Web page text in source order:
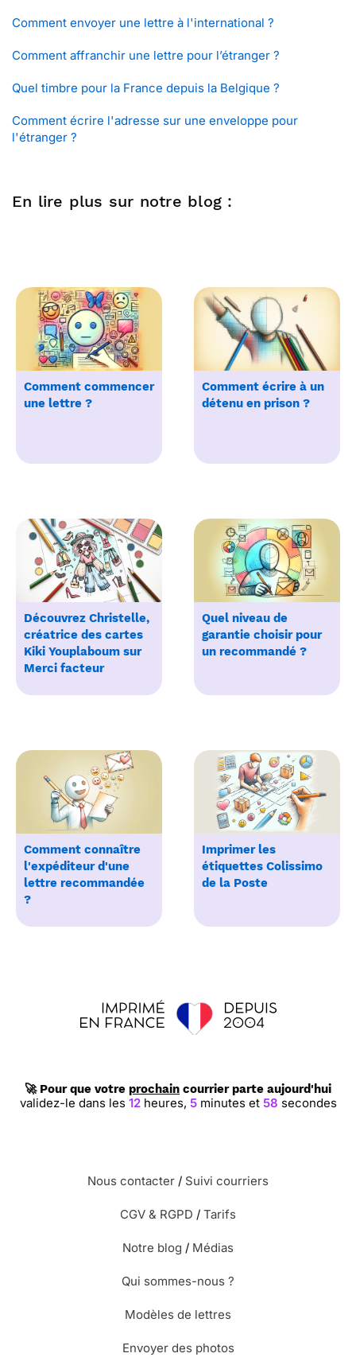
Comment envoyer une lettre à l'international ?
Comment affranchir une lettre pour l’étranger ?
Quel timbre pour la France depuis la Belgique ?
Comment écrire l'adresse sur une enveloppe pour
l'étranger ?
En lire plus sur notre blog :
Comment commencer
une lettre ?
Comment écrire à un
détenu en prison ?
Découvrez Christelle,
créatrice des cartes
Kiki Youplaboum sur
Merci facteur
Quel niveau de
garantie choisir pour
un recommandé ?
Comment connaître
l'expéditeur d'une
lettre recommandée
?
Imprimer les
étiquettes Colissimo
de la Poste
🚀 Pour que votre prochain courrier parte aujourd'hui
validez-le dans les 12heures, 5minutes et 58 secondes
Nous contacter / Suivi courriers
CGV & RGPD / Tarifs
Notre blog / Médias
Qui sommes-nous ?
Modèles de lettres
Envoyer des photos